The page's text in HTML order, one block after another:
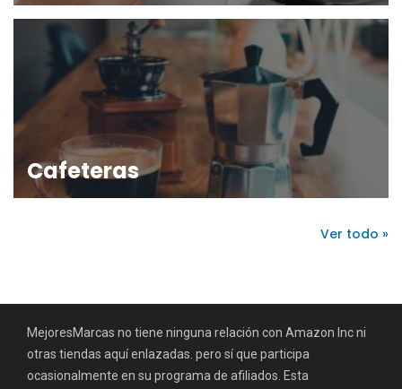
Cafeteras
Ver todo »
MejoresMarcas no tiene ninguna relación con Amazon Inc ni
otras tiendas aquí enlazadas. pero sí que participa
ocasionalmente en su programa de afiliados. Esta